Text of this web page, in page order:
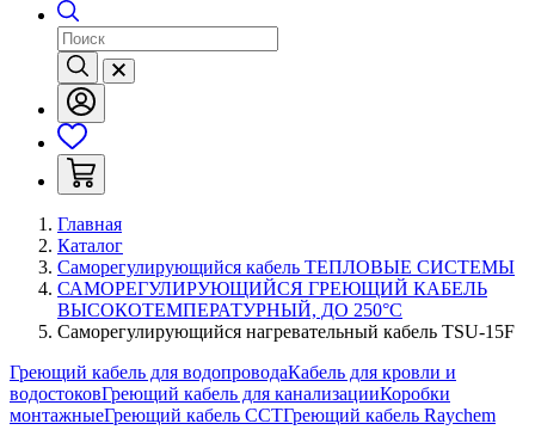
Главная
Каталог
Саморегулирующийся кабель ТЕПЛОВЫЕ СИСТЕМЫ
САМОРЕГУЛИРУЮЩИЙСЯ ГРЕЮЩИЙ КАБЕЛЬ
ВЫСОКОТЕМПЕРАТУРНЫЙ, ДО 250°С
Саморегулирующийся нагревательный кабель TSU-15F
Греющий кабель для водопроводаКабель для кровли и
водостоковГреющий кабель для канализацииКоробки
монтажныеГреющий кабель ССТГреющий кабель Raychem